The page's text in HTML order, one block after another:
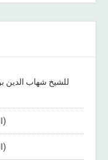
HIKMAH KE-17 AL-HIKAM (العطائية)
HIKMAH KE-17 AL-HIKAM (العطائية)